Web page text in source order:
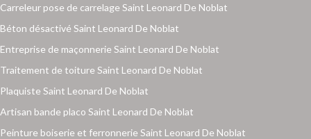
Carreleur pose de carrelage Saint Leonard De Noblat
Béton désactivé Saint Leonard De Noblat
Entreprise de maçonnerie Saint Leonard De Noblat
Traitement de toiture Saint Leonard De Noblat
Plaquiste Saint Leonard De Noblat
Artisan bande placo Saint Leonard De Noblat
Peinture boiserie et ferronnerie Saint Leonard De Noblat